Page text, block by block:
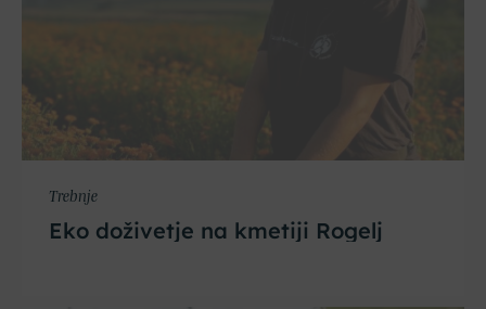
Trebnje
Eko doživetje na kmetiji Rogelj